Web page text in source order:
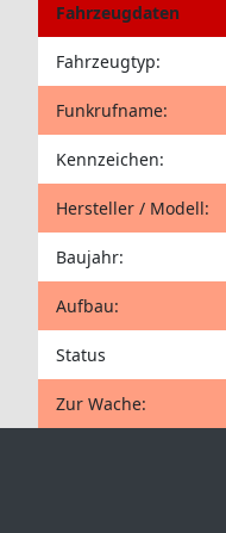
Fahrzeugdaten
Fahrzeugtyp:
Funkrufname:
Kennzeichen:
Hersteller / Modell:
Baujahr:
Aufbau:
Status
Zur Wache: